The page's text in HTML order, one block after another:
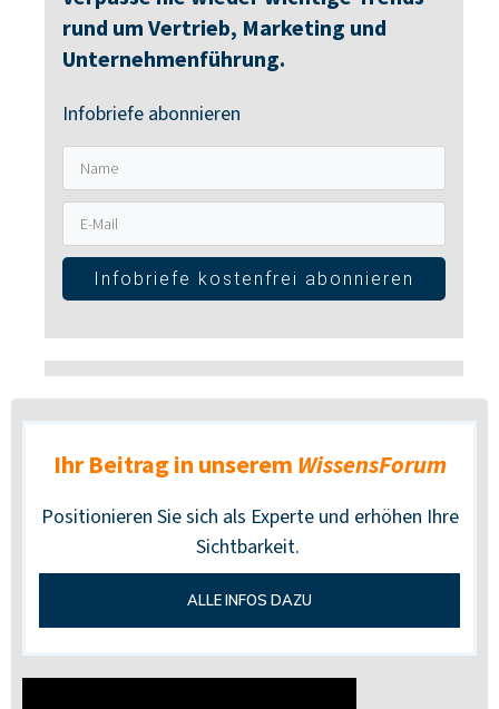
rund um Vertrieb, Marketing und
Unternehmenführung.
Infobriefe abonnieren
Infobriefe kostenfrei abonnieren
Ihr Beitrag in unserem WissensForum
Positionieren Sie sich als Experte und erhöhen Ihre
Sichtbarkeit.
ALLE INFOS DAZU